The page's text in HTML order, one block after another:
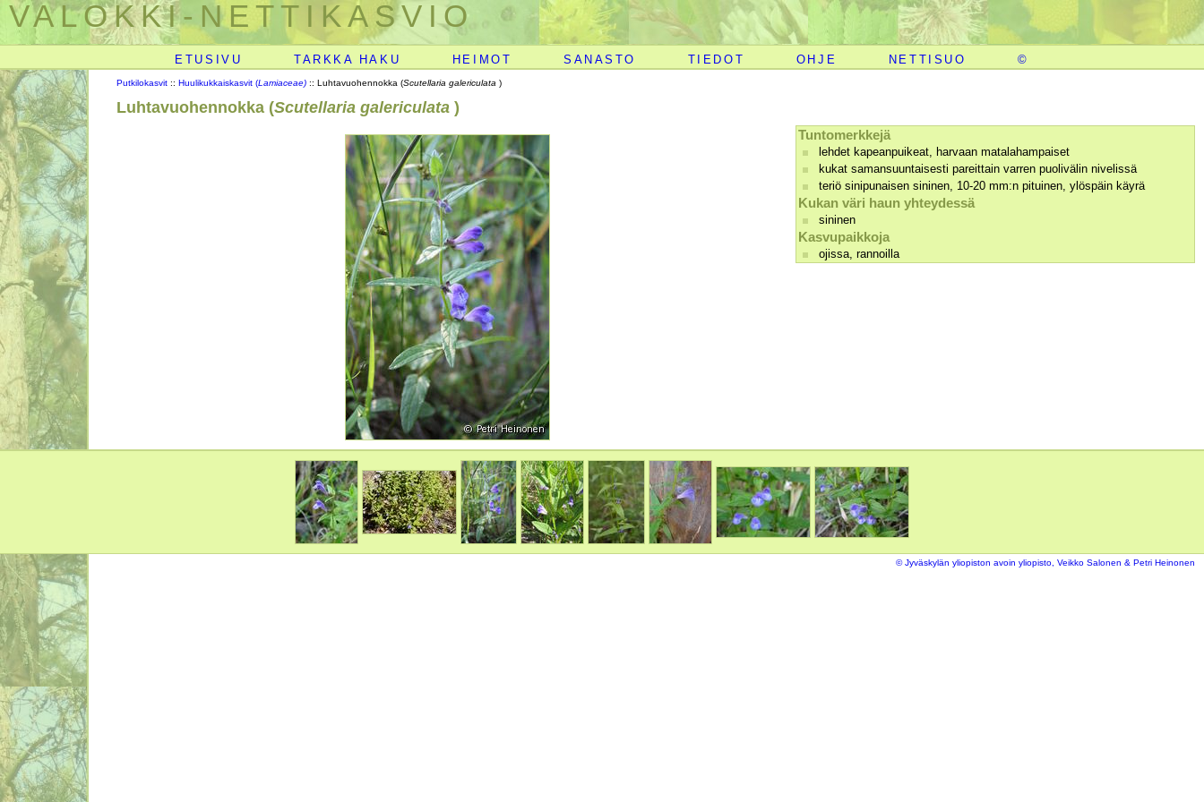
VALOKKI-NETTIKASVIO
ETUSIVU TARKKA HAKU HEIMOT SANASTO TIEDOT OHJE NETTISUO ©
Putkilokasvit :: Huulikukkaiskasvit (Lamiaceae) :: Luhtavuohennokka (Scutellaria galericulata )
Luhtavuohennokka (Scutellaria galericulata )
Tuntomerkkejä
lehdet kapeanpuikeat, harvaan matalahampaiset
kukat samansuuntaisesti pareittain varren puolivälin nivelissä
teriö sinipunaisen sininen, 10-20 mm:n pituinen, ylöspäin käyrä
Kukan väri haun yhteydessä
sininen
Kasvupaikkoja
ojissa, rannoilla
© Jyväskylän yliopiston avoin yliopisto, Veikko Salonen & Petri Heinonen